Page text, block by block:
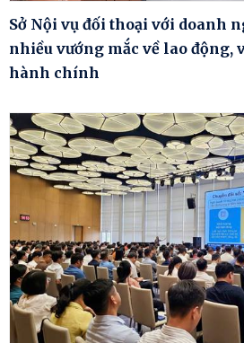
Sở Nội vụ đối thoại với doanh
nhiều vướng mắc về lao động,
hành chính